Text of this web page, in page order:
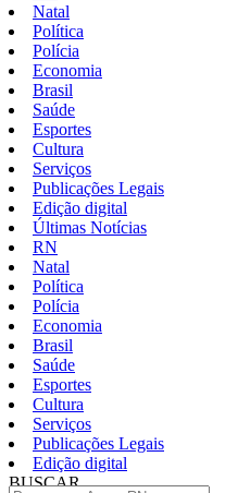
Natal
Política
Polícia
Economia
Brasil
Saúde
Esportes
Cultura
Serviços
Publicações Legais
Edição digital
Últimas Notícias
RN
Natal
Política
Polícia
Economia
Brasil
Saúde
Esportes
Cultura
Serviços
Publicações Legais
Edição digital
BUSCAR